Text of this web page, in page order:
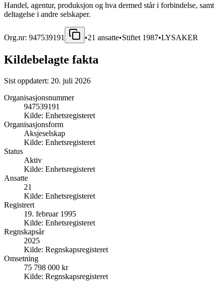
Handel, agentur, produksjon og hva dermed står i forbindelse, samt
deltagelse i andre selskaper.
Org.nr: 947539191 •21 ansatte•Stiftet 1987•LYSAKER
Kildebelagte fakta
Sist oppdatert: 20. juli 2026
Organisasjonsnummer
947539191
Kilde: Enhetsregisteret
Organisasjonsform
Aksjeselskap
Kilde: Enhetsregisteret
Status
Aktiv
Kilde: Enhetsregisteret
Ansatte
21
Kilde: Enhetsregisteret
Registrert
19. februar 1995
Kilde: Enhetsregisteret
Regnskapsår
2025
Kilde: Regnskapsregisteret
Omsetning
75 798 000 kr
Kilde: Regnskapsregisteret